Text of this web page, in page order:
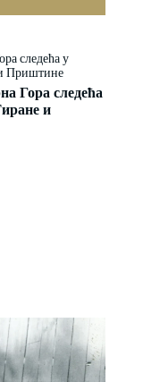
Гора следећа
и